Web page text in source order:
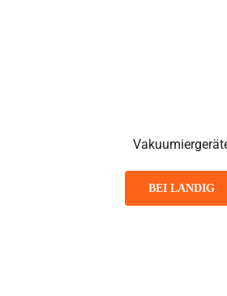
BEI LANDIG